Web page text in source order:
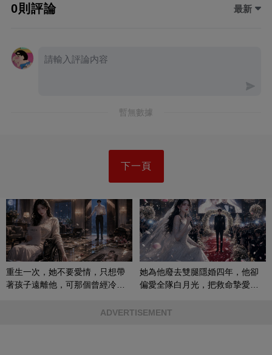
0則評論 最新
暫無數據
下一頁
重生一次，她不要愛情，只想帶
著孩子遠離他，可那個曾經冷漠
她為他廢去雙腿隱婚四年，他卻
偏愛全隊白月光，把救命摯愛當
ADVERTISEMENT